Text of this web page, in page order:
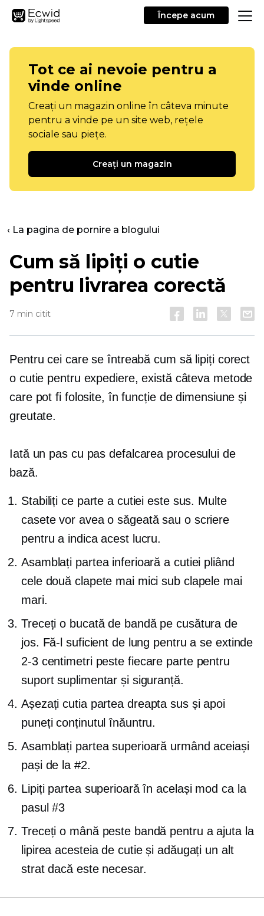
Începe acum
Tot ce ai nevoie pentru a
vinde online
Creați un magazin online în câteva minute
pentru a vinde pe un site web, rețele
sociale sau piețe.
Creați un magazin
‹ La pagina de pornire a blogului
Cum să lipiți o cutie
pentru livrarea corectă
7 min citit
Pentru cei care se întreabă cum să lipiți corect
o cutie pentru expediere, există câteva metode
care pot fi folosite, în funcție de dimensiune și
greutate.
Iată un pas cu pas defalcarea procesului de
bază.
Stabiliți ce parte a cutiei este sus. Multe
casete vor avea o săgeată sau o scriere
pentru a indica acest lucru.
Asamblați partea inferioară a cutiei pliând
cele două clapete mai mici sub clapele mai
mari.
Treceți o bucată de bandă pe cusătura de
jos. Fă-l suficient de lung pentru a se extinde
2-3centimetri peste fiecare parte pentru
suport suplimentar și siguranță.
Așezați cutia partea dreapta sus și apoi
puneți conținutul înăuntru.
Asamblați partea superioară urmând aceiași
pași de la #2.
Lipiți partea superioară în același mod ca la
pasul #3
Treceți o mână peste bandă pentru a ajuta la
lipirea acesteia de cutie și adăugați un alt
strat dacă este necesar.